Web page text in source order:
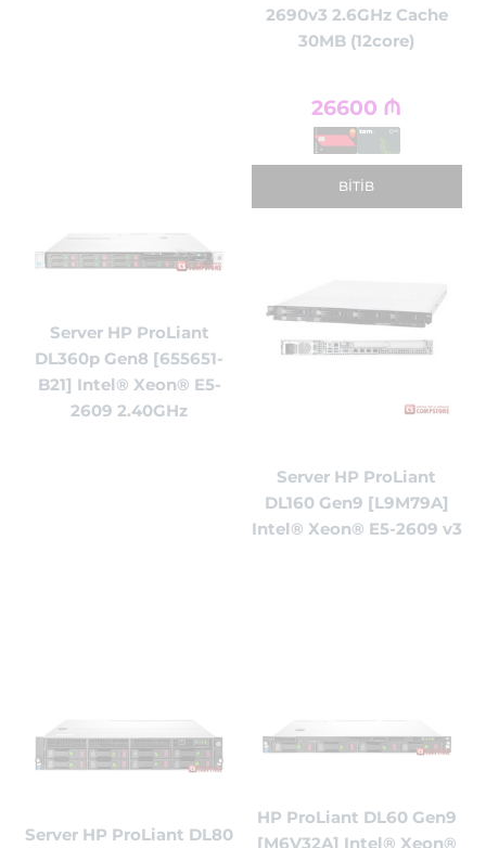
2690v3 2.6GHz Cache
30MB (12core)
26600 ₼
BITIB
Server HP ProLiant
DL360p Gen8 [655651-
B21] Intel® Xeon® E5-
2609 2.40GHz
Server HP ProLiant
DL160 Gen9 [L9M79A]
Intel® Xeon® E5-2609 v3
Server HP ProLiant DL80
HP ProLiant DL60 Gen9
[M6V32A] Intel® Xeon®